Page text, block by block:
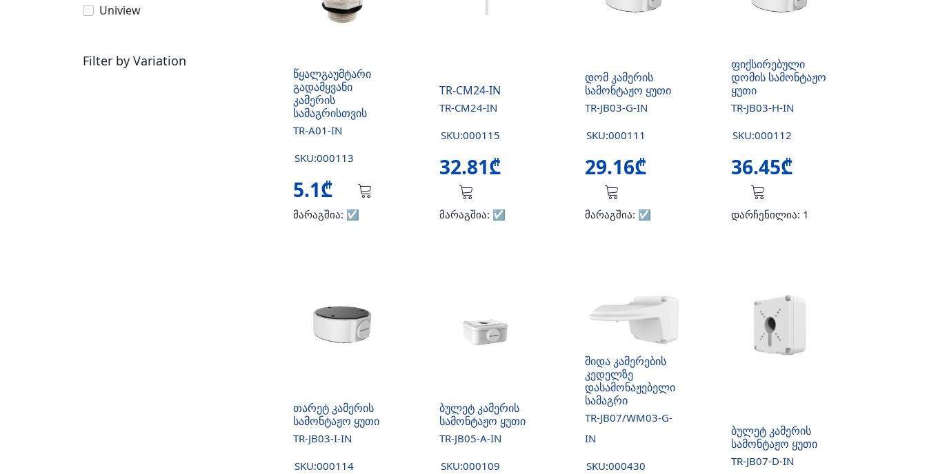
Uniview
Filter by Variation
წყალგაუმტარი
გადამყვანი
კამერის
სამაგრისთვის
TR-A01-IN
SKU:000113
5.1₾
მარაგშია: ☑️
TR-CM24-IN
TR-CM24-IN
SKU:000115
32.81₾
მარაგშია: ☑️
დომ კამერის
სამონტაჟო ყუთი
TR-JB03-G-IN
SKU:000111
29.16₾
მარაგშია: ☑️
ფიქსირებული
დომის სამონტაჟო
ყუთი
TR-JB03-H-IN
SKU:000112
36.45₾
დარჩენილია: 1
თარეტ კამერის
სამონტაჟო ყუთი
TR-JB03-I-IN
SKU:000114
ბულეტ კამერის
სამონტაჟო ყუთი
TR-JB05-A-IN
SKU:000109
შიდა კამერების
კედელზე
დასამონაჟებელი
სამაგრი
TR-JB07/WM03-G-
IN
SKU:000430
ბულეტ კამერის
სამონტაჟო ყუთი
TR-JB07-D-IN